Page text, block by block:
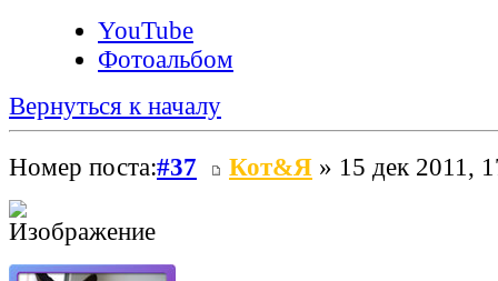
YouTube
Фотоальбом
Вернуться к началу
Номер поста:#37 Кот&Я » 15 дек 2011,